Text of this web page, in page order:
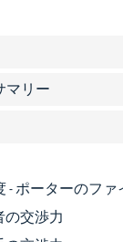
マリー
- ポーターのフ
の交渉力